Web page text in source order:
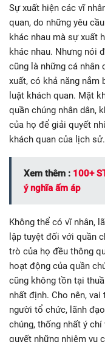
Sự xuất hiện các vĩ
quan, do những yêu
khác nhau mà sự xuất
khác nhau. Nhưng nói
cũng là những cá nhân
xuất, có khả năng nắm
luật khách quan. Mặt
quần chúng nhân dân,
của họ để giải quyết
khách quan của lịch sử.
Xem thêm : 100+
ý nghĩa ấm áp
Không thể có vĩ nhân,
lập tuyệt đối với quần
trò của họ đều thông
hoạt động của quần
cũng không tồn tại
nhất định. Cho nên,
người tổ chức, lãnh
chúng, thống nhất ý
quyết những nhiệm vụ